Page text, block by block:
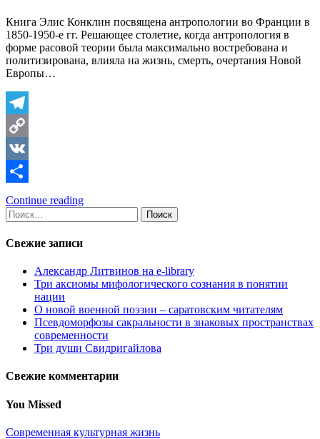
Книга Элис Конклин посвящена антропологии во Франции в
1850-1950-е гг. Решающее столетие, когда антропология в
форме расовой теории была максимально востребована и
политизирована, влияла на жизнь, смерть, очертания Новой
Европы…
Telegram
Copy
Link
VK
Отправить
Continue reading
Найти:
Свежие записи
Александр Литвинов на e-library
Три аксиомы мифологического сознания в понятии
нации
О новой военной поэзии – саратовским читателям
Псевдоморфозы сакральности в знаковых пространствах
современности
Три души Свидригайлова
Свежие комментарии
You Missed
Современная культурная жизнь